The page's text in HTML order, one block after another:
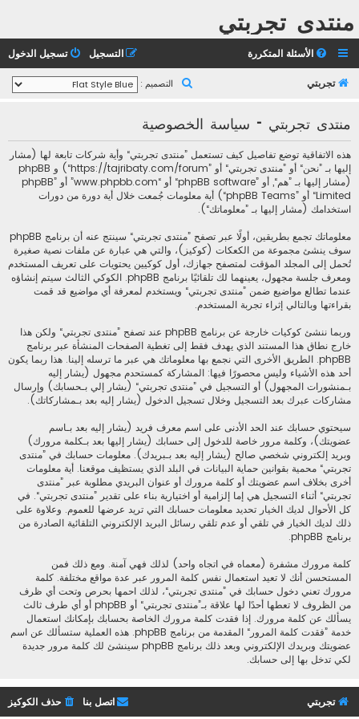
منتدى تجربتي
الأسئلة المتكررة تسجيل الدخول التسجيل
تجربتي التصميم :
ث
منتدى تجربتي - سياسة الخصوصية
هذه الاتفاقية توضع تفاصيل كيف تستعمل ”منتدى تجربتي“ وأية شركات تابعة لها (مشار
إليها بـ ”نحن“ أو ”منتدى تجربتي“ أو ”https://tajribaty.com/forum“) و phpBB
(مشار إليها بـ ”هم“, أو ”phpBB software“ أو “www.phpbb.com” أو ”phpBB
Limited“ أو ”phpBB Teams“) أية معلومات جُمعت خلال أية دورة من دورات
استخدامك (مشار إليها بـ ”معلوماتك“).
معلوماتك تجمع بطريقين، أولًا عبر تصفح ”منتدى تجربتي“ سينتج عنه أن برنامج phpBB
سوف ينشئ مجموعة من الكعكات (كوكيز)، والتي هي عبارة عن ملفات نصية صغيرة
تُحمل إلى المجلد المؤقت لمتصفح جهازك، أول كوكيين يحتويات على تعريف المستخدم
ومعرف جلسة مجهول، يعينهما لك تلقائيًا برنامج phpBB. الكوكي الثالث سيتم إنشاؤه
عندما تطالع مواضيع ضمن ”منتدى تجربتي“ ويستخدم لمعرفة أي مواضيع قد قمت
بقراءتها وبالتالي إثراء تجربة المستخدم.
وربما ننشئ كوكيات خارجة عن برنامج phpBB عند تصفح ”منتدى تجربتي“ ولكن هذا
خارج نطاق هذا المستند الذي يهدف فقط إلى تغطية الصفحات المنشأة عبر برنامج
phpBB. الطريق الأخرى التي نجمع بها معلوماتك هي عبر ما ترسله إلينا. هذا ربما يكون
أحد هذه الأشياء وليس محصورًا فيها: المشاركة كمستحدم مجهول (يشار إليه
بـمنشورات المجهول) أو التسجيل في ”منتدى تجربتي“ (يشار إلي بـحسابك) وإرسال
مشاركات عبرك بعد التسجيل وخلال تسجيل الدخول (يشار إليه بعد بـمشاركاتك).
سيحتوي حسابك عند الحد الأدنى على اسم معرف فريد (يشار إليه بعد بـاسم
عضويتك)، وكلمة مرور خاصة للدخول إلى حسابك (يشار إليها بعد بـكلمة مرورك)
وبريد إلكتروني شخصي صالح (يشار إليه بعد بـبريدك). معلومات حسابك في ”منتدى
تجربتي“ محمية بقوانين حماية البيانات في البلد الذي يستظيف موقعنا. أية معلومات
أخرى بخلاف اسم عضويتك أو كلمة مرورك أو عنوان البريدي مطلوبة عبر ”منتدى
تجربتي“ أثناء التسجيل هي إما إلزامية أو اختيارية بناء على تقدير ”منتدى تجربتي“. في
كل الأحوال لديك الخيار تحديد معلومات حسابك التي تريد عرضها للعموم. وعلاوة على
ذلك لديك الخيار في تلقي أو عدم تلقي رسائل البريد الإلكتروني التلقائية الصادرة من
برنامج phpBB.
كلمة مرورك مشفرة (معماه في اتجاه واحد) لذلك فهي آمنة. ومع ذلك فمن
المستحسن أنك لا تعيد استعمال نفس كلمة المرور عبر عدة مواقع مختلفة. كلمة
مرورك تعني دخول حسابك في ”منتدى تجربتي“، لذلك احمها بحرص وتحت أي ظرف
من الظروف لا تعطها أحدًا لها علاقة بـ”منتدى تجربتي“ أو phpBB أو أي طرف ثالث
يسألك عن كلمة مرورك. إذا فقدت كلمة مرورك الخاصة بحسابك بإمكانك استعمال
خدمة ”فقدت كلمة المرور“ المقدمة من برنامج phpBB. هذه العملية ستسألك عن اسم
عضويتك وبريدك الإلكتروني وبعد ذلك برنامج phpBB سينشئ لك كلمة مرور جديدة
لكي تدخل بها إلى حسابك.
تجربتي حذف الكوكيز اتصل بنا